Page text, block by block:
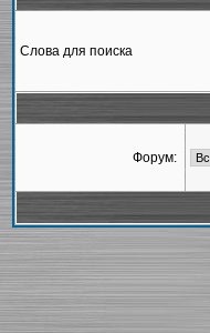
Слова для поиска
Форум: